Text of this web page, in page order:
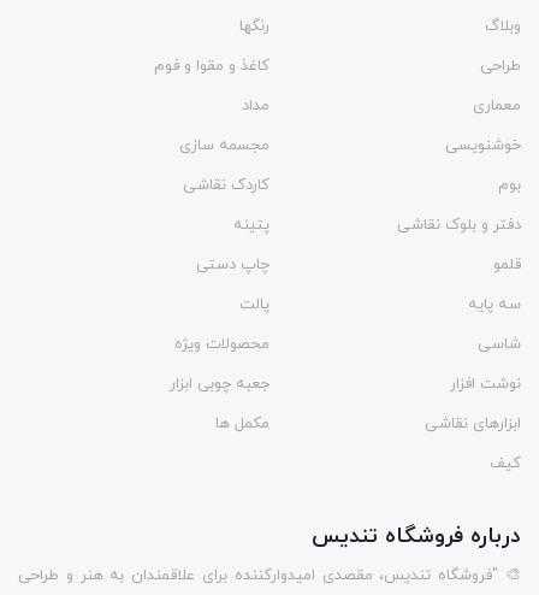
وبلاگ
رنگها
طراحی
کاغذ و مقوا و فوم
معماری
مداد
خوشنویسی
مجسمه سازی
بوم
کاردک نقاشی
دفتر و بلوک نقاشی
پتینه
قلمو
چاپ دستی
سه پایه
پالت
شاسی
محصولات ویژه
نوشت افزار
جعبه چوبی ابزار
ابزارهای نقاشی
مکمل ها
کیف
درباره فروشگاه تندیس
🎨 "فروشگاه تندیس، مقصدی امیدوارکننده برای علاقمندان به هنر و طراحی